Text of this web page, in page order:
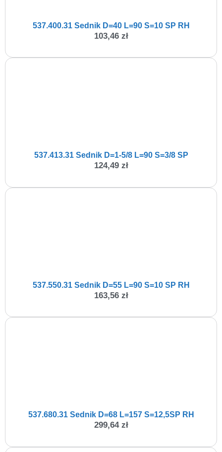
537.400.31 Sednik D=40 L=90 S=10 SP RH
103,46 zł
537.413.31 Sednik D=1-5/8 L=90 S=3/8 SP
124,49 zł
537.550.31 Sednik D=55 L=90 S=10 SP RH
163,56 zł
537.680.31 Sednik D=68 L=157 S=12,5SP RH
299,64 zł